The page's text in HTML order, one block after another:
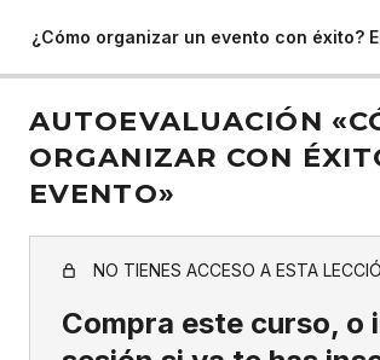
¿Cómo organizar un evento con éxito?
AUTOEVALUACIÓN
ORGANIZAR CON
EVENTO»
NO TIENES ACCESO A ESTA
Compra este curso, o